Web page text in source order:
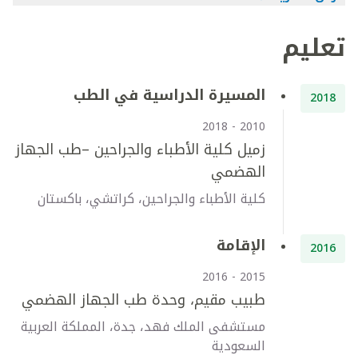
تعليم
2018 المسيرة الدراسية في الطب
2010 - 2018
زميل كلية الأطباء والجراحين –طب الجهاز
الهضمي
كلية الأطباء والجراحين، كراتشي، باكستان
2016 الإقامة
2015 - 2016
طبيب مقيم، وحدة طب الجهاز الهضمي
مستشفى الملك فهد، جدة، المملكة العربية
السعودية